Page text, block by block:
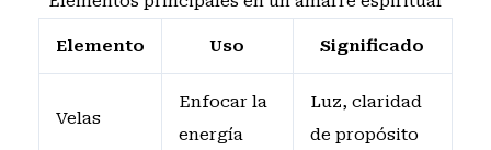
Elemento Uso Significado
Velas
Enfocar la
energía
Luz, claridad
de propósito